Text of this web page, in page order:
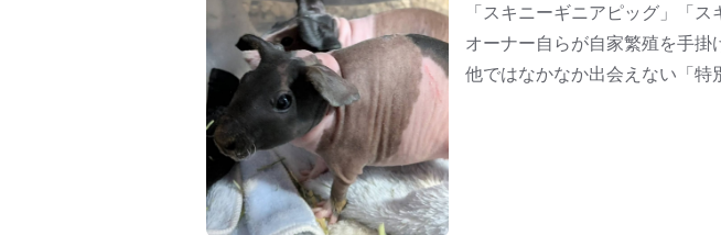
「スキニーギニアピッグ」「ス
オーナー自らが自家繁殖を手掛
他ではなかなか出会えない「特